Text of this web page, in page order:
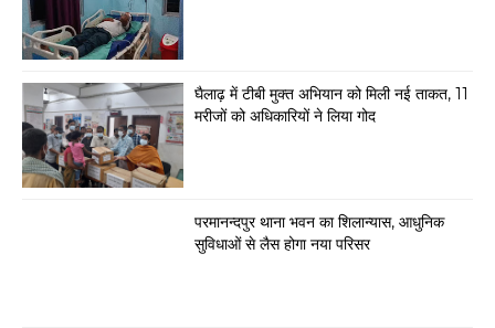
घैलाढ़ में टीबी मुक्त अभियान को मिली नई ताकत, 11
मरीजों को अधिकारियों ने लिया गोद
परमानन्दपुर थाना भवन का शिलान्यास, आधुनिक
सुविधाओं से लैस होगा नया परिसर